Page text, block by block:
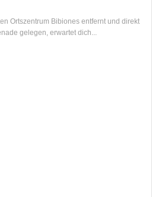
Ortszentrum Bibiones entfernt und direkt
gelegen, erwartet dich...